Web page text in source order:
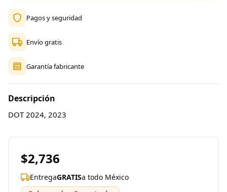
Pagos y seguridad
Envío gratis
Garantía fabricante
Descripción
DOT 2024, 2023
$2,736
EntregaGRATISa todo México